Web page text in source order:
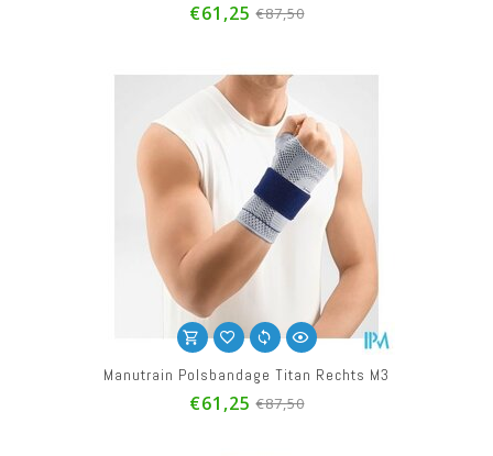
€61,25 €87,50
Manutrain Polsbandage Titan Rechts M3
€61,25 €87,50